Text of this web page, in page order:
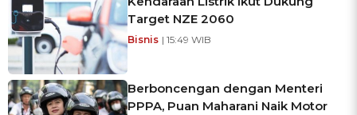
Target NZE 2060
Bisnis | 15:49 WIB
Berboncengan dengan Menteri
PPPA, Puan Maharani Naik Motor